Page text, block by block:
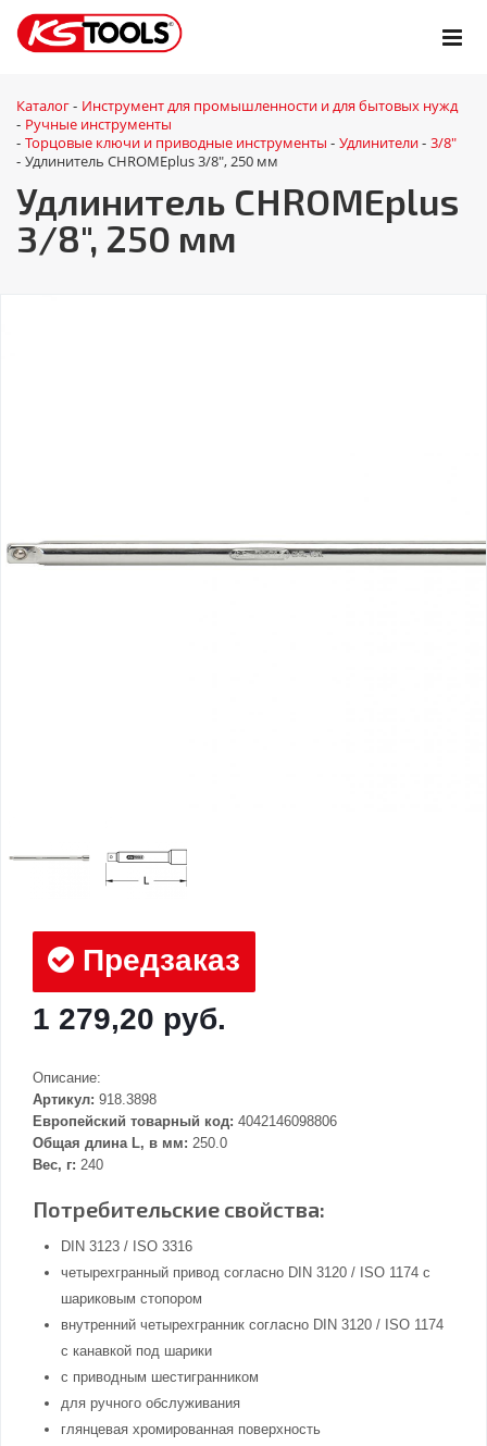
Каталог - Инструмент для промышленности и для бытовых нужд
- Ручные инструменты
- Торцовые ключи и приводные инструменты - Удлинители - 3/8"
- Удлинитель CHROMEplus 3/8", 250 мм
Удлинитель CHROMEplus
3/8", 250 мм
Предзаказ
1 279,20 руб.
Описание:
Артикул: 918.3898
Европейский товарный код: 4042146098806
Общая длина L, в мм: 250.0
Вес, г: 240
Потребительские свойства:
DIN 3123 / ISO 3316
четырехгранный привод согласно DIN 3120 / ISO 1174 с
шариковым стопором
внутренний четырехгранник согласно DIN 3120 / ISO 1174
с канавкой под шарики
с приводным шестигранником
для ручного обслуживания
глянцевая хромированная поверхность